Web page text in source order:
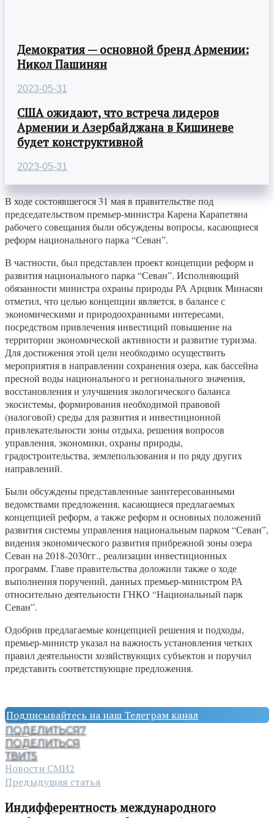
Демократия — основной бренд Армении:
Никол Пашинян
2023-05-31
США ожидают, что встреча лидеров
Армении и Азербайджана в Кишиневе
будет конструктивной
2023-05-31
В ходе состоявшегося 31 мая в правительстве под
председательством премьер-министра Карена Карапетяна
рабочего совещания были обсуждены вопросы, касающиеся
реформ национального парка “Севан”.
В частности, был представлен проект концепции реформ и
развития национального парка “Севан”. Исполняющий
обязанности министра охраны природы РА Арцвик Минасян
отметил, что целью концепции является, в балансе с
экономическими и природоохранными интересами,
посредством привлечения инвестиций повышение на
территории экономической активности и развитие туризма.
Для достижения этой цели необходимо осуществить
мероприятия в направлении сохранения озера, как бассейна
пресной воды национального и регионального значения,
восстановления и улучшения экологического баланса
экосистемы, формирования необходимой правовой
(налоговой) среды для развития и инвестиционной
привлекательности зоны отдыха, решения вопросов
управления, экономики, охраны природы,
градостроительства, землепользования и по ряду других
направлений.
Были обсуждены представленные заинтересованными
ведомствами предложения, касающиеся предлагаемых
концепцией реформ, а также реформ и основных положений
развития системы управления национальным парком “Севан”,
видения экономического развития прибрежной зоны озера
Севан на 2018-2030гг., реализации инвестиционных
программ. Главе правительства доложили также о ходе
выполнения поручений, данных премьер-министром РА
относительно деятельности ГНКО “Национальный парк
Севан”.
Одобрив предлагаемые концепцией решения и подходы,
премьер-министр указал на важность установления четких
правил деятельности хозяйствующих субъектов и поручил
представить соответствующие предложения.
Подписывайтесь на наш Телеграм канал
ПОДЕЛИТЬСЯ7
ПОДЕЛИТЬСЯ
ТВИТ5
Новости СМИ2
Предыдущая статья
Индифферентность международного